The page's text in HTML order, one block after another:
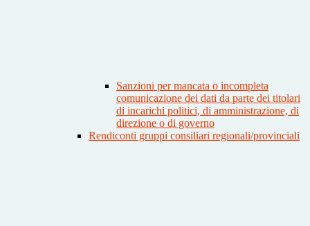
Sanzioni per mancata o incompleta
comunicazione dei dati da parte dei titolari
di incarichi politici, di amministrazione, di
direzione o di governo
Rendiconti gruppi consiliari regionali/provinciali